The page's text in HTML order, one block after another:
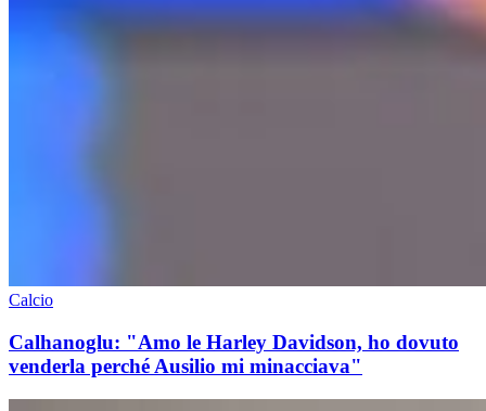
Calcio
Calhanoglu: "Amo le Harley Davidson, ho dovuto
venderla perché Ausilio mi minacciava"